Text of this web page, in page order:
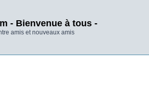
- Bienvenue à tous -
amis et nouveaux amis